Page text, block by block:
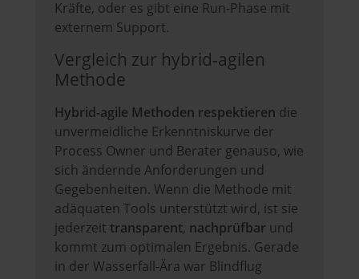
Kräfte, oder es gibt eine Run-Phase mit
externem Support.
Vergleich zur hybrid-agilen
Methode
Hybrid-agile Methoden respektieren die
unvermeidliche Erkenntniskurve der
Process Owner und Berater genauso, wie
sich ändernde Anforderungen und
Gegebenheiten. Wenn die Methode mit
adäquaten Tools unterstützt wird, ist sie
jederzeit transparent, nachprüfbar und
kommt zum optimalen Ergebnis. Gerade
in der Wasserfall-Ära war Blindflug